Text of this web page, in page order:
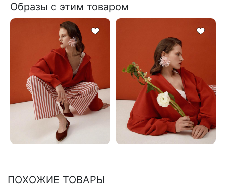
Образы с этим товаром
ПОХОЖИЕ ТОВАРЫ